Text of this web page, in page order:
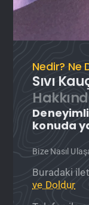
Nedir? Ne
Sıvı
konuda
Bize Nasıl
Buradaki
ve Doldur